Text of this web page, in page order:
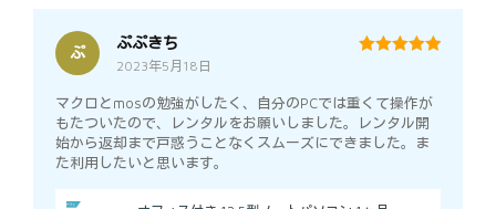
ぷ
ぷぷきち
2023年5月18日
マクロとmosの勉強がしたく、自分のPCでは重くて操作が
もたついたので、レンタルをお願いしました。レンタル開
始から返却まで戸惑うことなくスムーズにできました。ま
た利用したいと思います。